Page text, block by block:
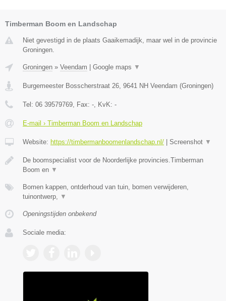
Timberman Boom en Landschap
Niet gevestigd in de plaats Gaaikemadijk, maar wel in de provincie
Groningen.
Groningen » Veendam Google maps ▼
Burgemeester Bosscherstraat 26, 9641 NH Veendam (Groningen)
Tel: 06 39579769, Fax: -, KvK: -
E-mail › Timberman Boom en Landschap
Website: https://timbermanboomenlandschap.nl/ Screenshot ▼
De boomspecialist voor de Noorderlijke provincies.Timberman
Boom en ▼
Bomen kappen, ontderhoud van tuin, bomen verwijderen,
tuinontwerp, ▼
Openingstijden onbekend
Sociale media: